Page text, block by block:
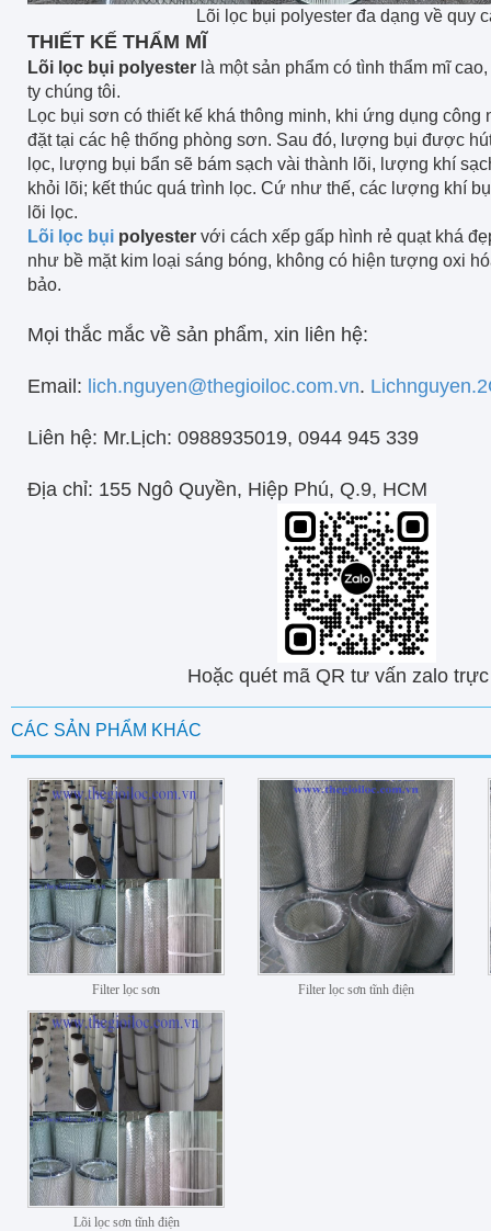
Lõi lọc bụi polyester đa dạng về quy
THIẾT KẾ THẨM MĨ
Lõi lọc bụi polyester là một sản phẩm có tình thẩm mĩ
ty chúng tôi.
Lọc bụi sơn có thiết kế khá thông minh, khi ứng dụng
đặt tại các hệ thống phòng sơn. Sau đó, lượng bụi được
lọc, lượng bụi bẩn sẽ bám sạch vài thành lõi, lượng khí
khỏi lõi; kết thúc quá trình lọc. Cứ như thế, các lượng khí
lõi lọc.
Lõi lọc bụi polyester với cách xếp gấp hình rẻ quạt khá
như bề mặt kim loại sáng bóng, không có hiện tượng oxi
bảo.
Mọi thắc mắc về sản phẩm, xin liên hệ:
Email: lich.nguyen@thegioiloc.com.vn.
Liên hệ: Mr.Lịch: 0988935019, 0944 945 339
Địa chỉ: 155 Ngô Quyền, Hiệp Phú, Q.9, HCM
Hoặc quét mã QR tư vấn zalo
CÁC SẢN PHẨM KHÁC
Filter lọc sơn Filter lọc sơn tĩnh điện
Lõi lọc sơn tĩnh điện